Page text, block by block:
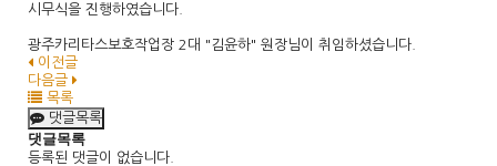
시무식을 진행하였습니다.
광주카리타스보호작업장 2대 "김윤하" 원장님이 취임하셨습니다.
이전글
다음글
목록
댓글목록
댓글목록
등록된 댓글이 없습니다.